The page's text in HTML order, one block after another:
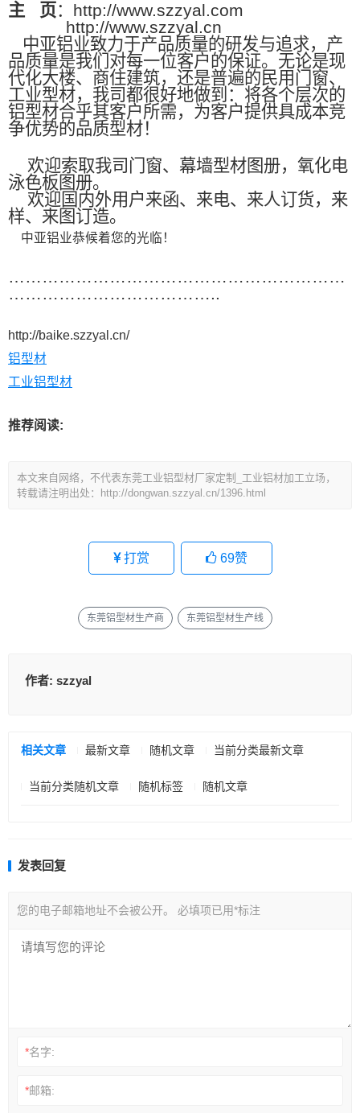
主
页：http://www.szzyal.com
http://www.szzyal.cn
中亚铝业致力于产品质量的研发与追求，产
品质量是我们对每一位客户的保证。无论是现
代化大楼、商住建筑，还是普遍的民用门窗、
工业型材，我司都很好地做到：将各个层次的
铝型材合乎其客户所需，为客户提供具成本竞
争优势的品质型材！
欢迎索取我司门窗、幕墙型材图册，氧化电
泳色板图册。
欢迎国内外用户来函、来电、来人订货，来
样、来图订造。
中亚铝业恭候着您的光临！
……………………………………………………
………………………………..
http://baike.szzyal.cn/
铝型材
工业铝型材
推荐阅读:
本文来自网络，不代表东莞工业铝型材厂家定制_工业铝材加工立场，
转载请注明出处：http://dongwan.szzyal.cn/1396.html
打赏 69赞
东莞铝型材生产商 东莞铝型材生产线
作者: szzyal
相关文章 最新文章 随机文章 当前分类最新文章
当前分类随机文章 随机标签 随机文章
发表回复
您的电子邮箱地址不会被公开。 必填项已用*标注
*名字:
*邮箱: